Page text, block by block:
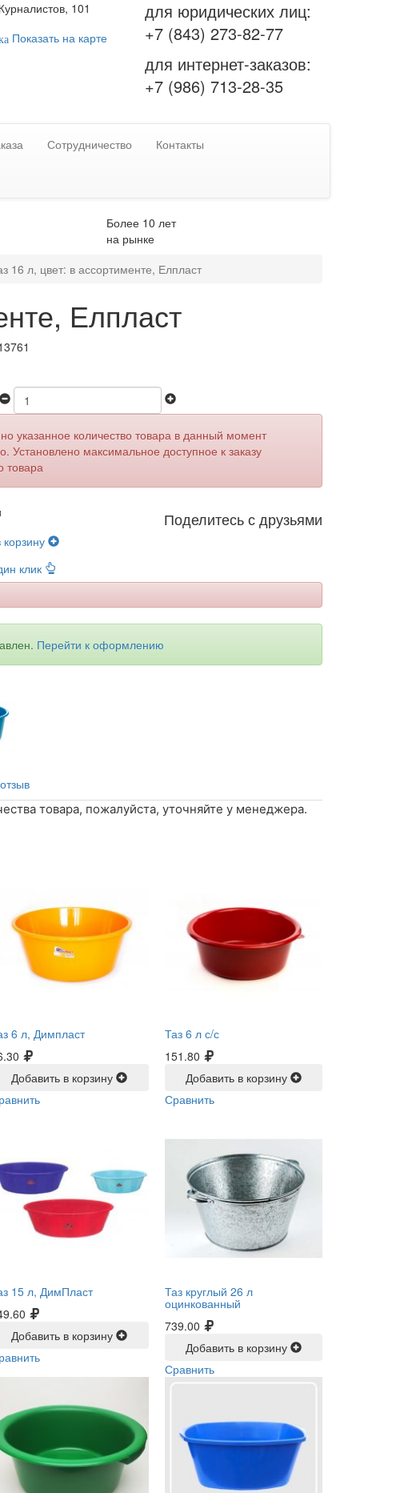
101
Показать на карте
для юридических лиц:
+7 (843) 273-82-77
для интернет-заказов:
+7 (986) 713-28-35
Сотрудничество Контакты
Более 10 лет
на рынке
16 л, цвет: в ассортименте, Елпласт
Елпласт
указанное количество товара в данный момент
Установлено максимальное доступное к заказу
товара
клик
Поделитесь с друзьями
Перейти к оформлению
товара, пожалуйста, уточняйте у менеджера.
6 л, Димпласт
Добавить в корзину
Таз 6 л с/с
151.80
Добавить в корзину
Сравнить
15 л, ДимПласт
Добавить в корзину
Таз круглый 26 л
оцинкованный
739.00
Добавить в корзину
Сравнить